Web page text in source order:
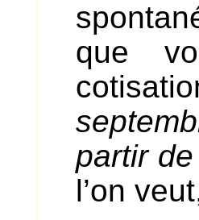
que
partir
l’on